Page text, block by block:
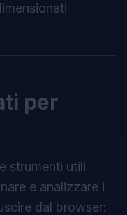
per
strumenti utili
e analizzare i
dal browser: